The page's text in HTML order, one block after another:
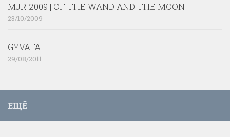
MJR 2009 | OF THE WAND AND THE MOON
23/10/2009
GYVATA
29/08/2011
ЕЩЁ